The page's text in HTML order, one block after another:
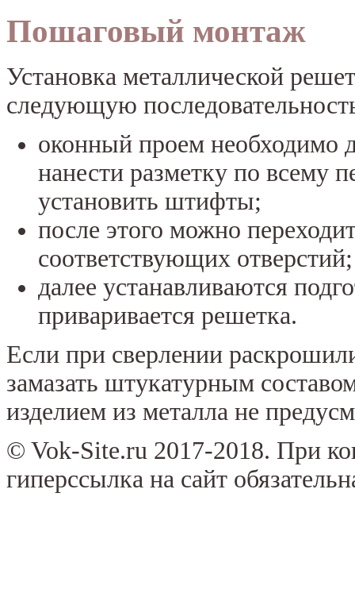
Пошаговый монтаж
Установка металлической
следующую
оконный проем необходимо
нанести разметку по всему
установить штифты;
после этого можно
соответствующих отверстий;
далее устанавливаются
приваривается решетка.
Если при сверлении
замазать штукатурным
изделием из металла не
© Vok-Site.ru 2017-2018. При
гиперссылка на сайт